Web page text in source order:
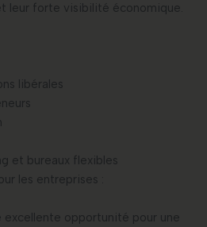
leur forte visibilité économique.
libérales
et bureaux flexibles
les entreprises :
opportunité pour une